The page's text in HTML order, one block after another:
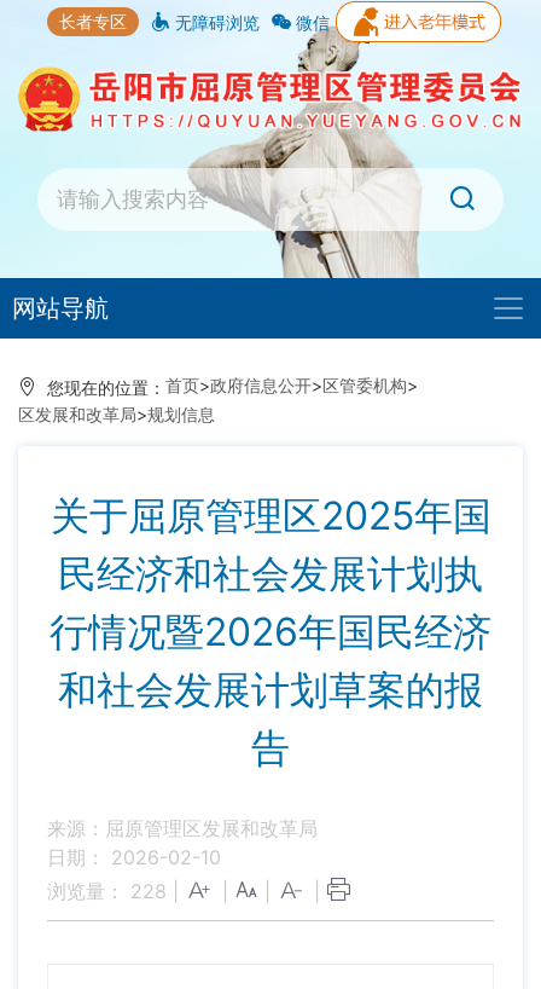
长者专区 无障碍浏览 微信
网站导航
您现在的位置： 首页>政府信息公开>区管委机构>
区发展和改革局>规划信息
关于屈原管理区2025年国
民经济和社会发展计划执
行情况暨2026年国民经济
和社会发展计划草案的报
告
来源：屈原管理区发展和改革局
日期： 2026-02-10
浏览量： 228